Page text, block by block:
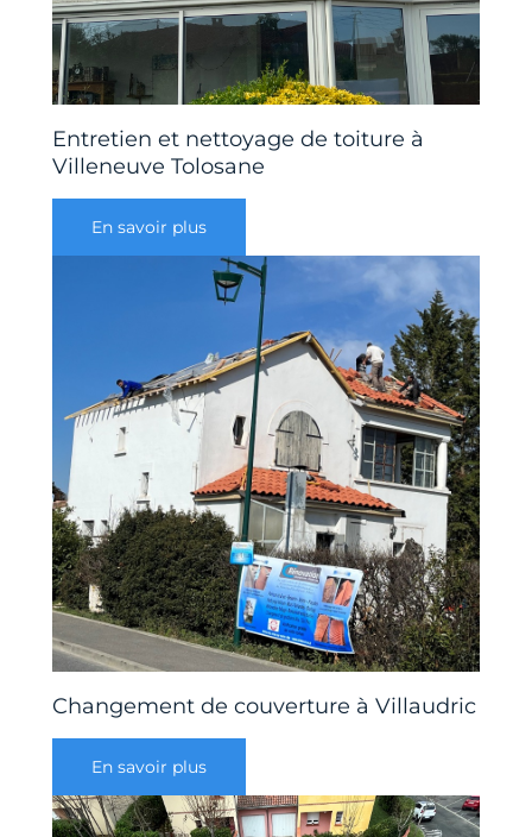
Entretien et nettoyage de toiture à
Villeneuve Tolosane
En savoir plus
Changement de couverture à Villaudric
En savoir plus